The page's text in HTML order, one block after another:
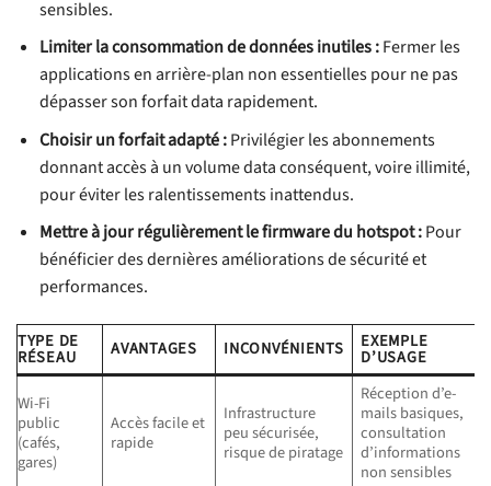
sensibles.
Limiter la consommation de données inutiles :Fermer les
applications en arrière-plan non essentielles pour ne pas
dépasser son forfait data rapidement.
Choisir un forfait adapté :Privilégier les abonnements
donnant accès à un volume data conséquent, voire illimité,
pour éviter les ralentissements inattendus.
Mettre à jour régulièrement le firmware du hotspot :Pour
bénéficier des dernières améliorations de sécurité et
performances.
TYPE DE
RÉSEAU AVANTAGES INCONVÉNIENTS EXEMPLE
D’USAGE
Wi-Fi
public
(cafés,
gares)
Accès facile et
rapide
Infrastructure
peu sécurisée,
risque de piratage
Réception d’e-
mails basiques,
consultation
d’informations
non sensibles